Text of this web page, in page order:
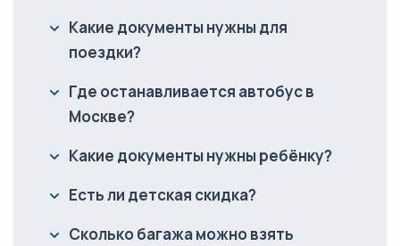
Какие документы нужны для
поездки?
Где останавливается автобус в
Москве?
Какие документы нужны ребёнку?
Есть ли детская скидка?
Сколько багажа можно взять